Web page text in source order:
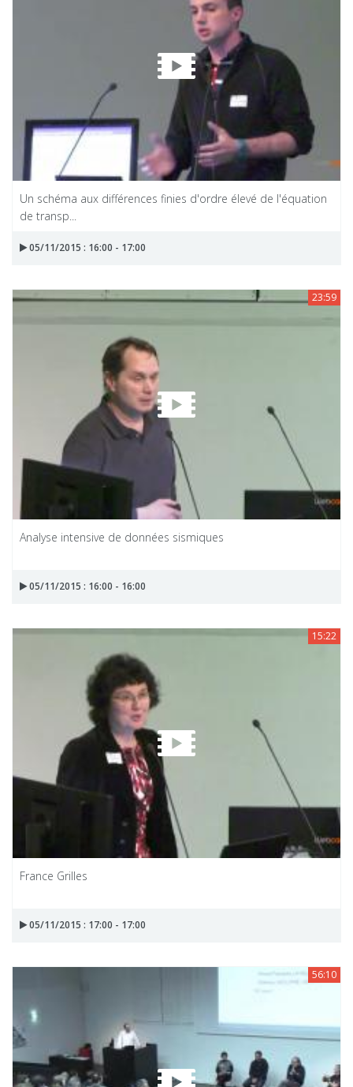
Un schéma aux différences finies d'ordre élevé de l'équation
de transp...
05/11/2015 : 16:00 - 17:00
23:59
Analyse intensive de données sismiques
05/11/2015 : 16:00 - 16:00
15:22
France Grilles
05/11/2015 : 17:00 - 17:00
56:10